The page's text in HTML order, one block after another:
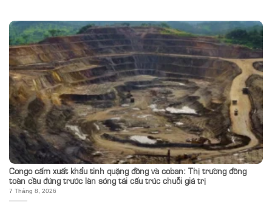
Congo cấm xuất khẩu tinh quặng đồng và coban: Thị trường đồng
toàn cầu đứng trước làn sóng tái cấu trúc chuỗi giá trị
7 Tháng 8, 2026